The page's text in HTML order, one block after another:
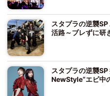
スタプラの逆襲
活路～ブレずに研
スタプラの逆襲
NewStyle“エビ中